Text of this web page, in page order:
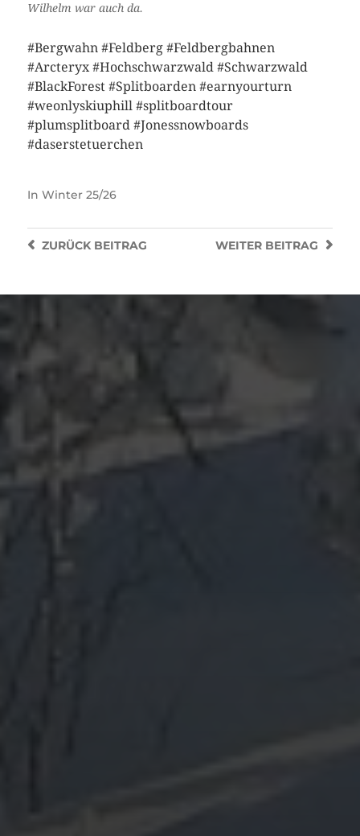
Wilhelm war auch da.
#Bergwahn #Feldberg #Feldbergbahnen
#Arcteryx #Hochschwarzwald #Schwarzwald
#BlackForest #Splitboarden #earnyourturn
#weonlyskiuphill #splitboardtour
#plumsplitboard #Jonessnowboards
#daserstetuerchen
In Winter 25/26
WEITER BEITRAG
ZURÜCKBEITRAG